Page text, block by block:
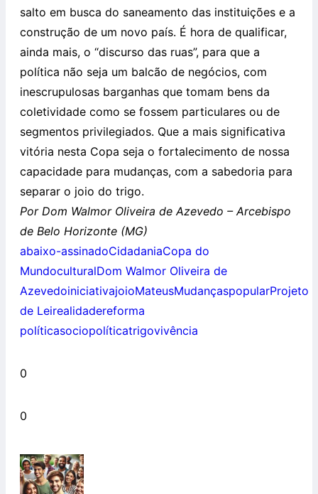
salto em busca do saneamento das instituições e a
construção de um novo país. É hora de qualificar,
ainda mais, o “discurso das ruas”, para que a
política não seja um balcão de negócios, com
inescrupulosas barganhas que tomam bens da
coletividade como se fossem particulares ou de
segmentos privilegiados. Que a mais significativa
vitória nesta Copa seja o fortalecimento de nossa
capacidade para mudanças, com a sabedoria para
separar o joio do trigo.
Por Dom Walmor Oliveira de Azevedo – Arcebispo
de Belo Horizonte (MG)
abaixo-assinadoCidadaniaCopa do
MundoculturalDom Walmor Oliveira de
AzevedoiniciativajoioMateusMudançaspopularProjeto
de Leirealidadereforma
políticasociopolíticatrigovivência
0
0